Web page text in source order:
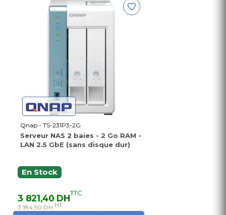
Qnap - TS-231P3-2G
Serveur NAS 2 baies - 2 Go RAM -
LAN 2.5 GbE (sans disque dur)
En Stock
3 821,40 DHTTC
3 184,50 DH HT